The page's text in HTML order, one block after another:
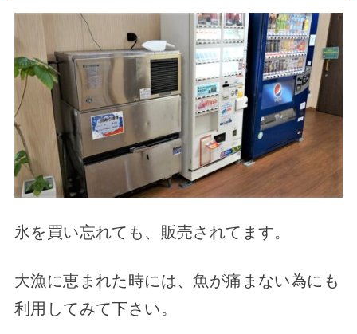
氷を買い忘れても、販売されてます。
大漁に恵まれた時には、魚が痛まない為にも
利用してみて下さい。